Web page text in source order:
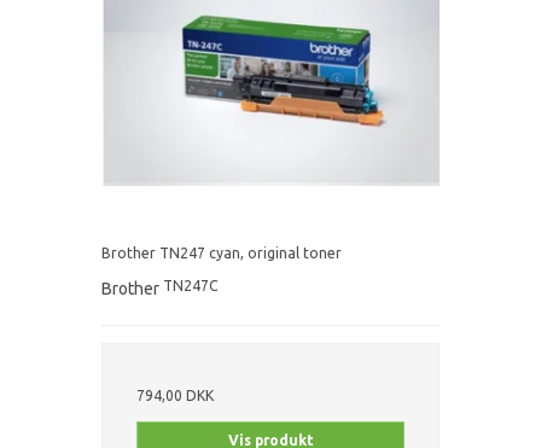
Brother TN247 cyan, original toner
Brother TN247C
794,00 DKK
Vis produkt